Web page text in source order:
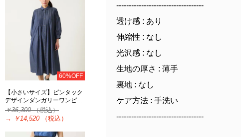
60%OFF
【小さいサイズ】ピンタック
デザインダンガリーワンピ…
￥36,300（税込）
→
￥14,520 （税込）
-----------------------------------
透け感 : あり
伸縮性 : なし
光沢感 : なし
生地の厚さ : 薄手
裏地 : なし
ケア方法 : 手洗い
-----------------------------------